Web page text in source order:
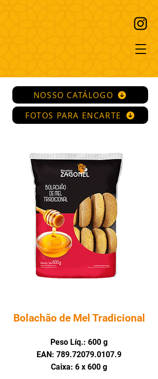
NOSSO CATÁLOGO
FOTOS PARA ENCARTE
Bolachão de Mel Tradicional
Peso Líq.: 600 g
EAN: 789.72079.0107.9
Caixa: 6 x 600 g